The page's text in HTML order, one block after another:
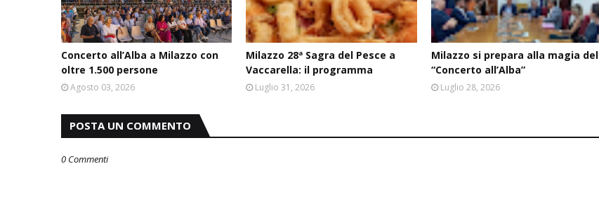
Concerto all’Alba a Milazzo con
oltre 1.500 persone
Agosto 03, 2026
Milazzo 28ª Sagra del Pesce a
Vaccarella: il programma
Luglio 31, 2026
Milazzo si prepara alla magia del
“Concerto all’Alba”
Luglio 28, 2026
POSTA UN COMMENTO
0 Commenti